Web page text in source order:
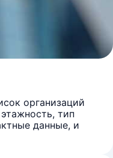
организаций
тип
данные, и